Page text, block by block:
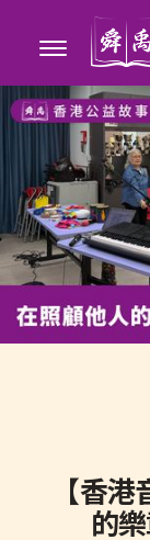
【香
的